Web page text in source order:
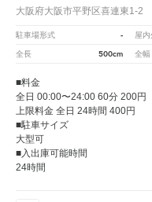
大阪府大阪市平野区喜連東1-2
駐車場形式 - 屋
全長 500cm 全幅
■料金
全日 00:00〜24:00 60分 200円
上限料金 全日 24時間 400円
■駐車サイズ
大型可
■入出庫可能時間
24時間